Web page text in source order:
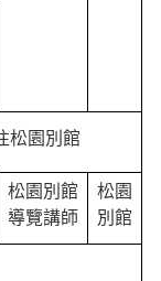
松園別館
松園別館
導覽講師
松園
別館